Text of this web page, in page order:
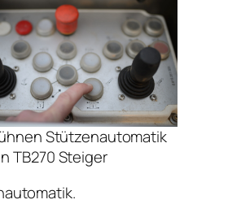
Stützenautomatik
TB270 Steiger